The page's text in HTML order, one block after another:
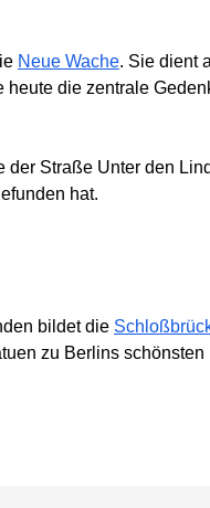
Neue Wache. Sie dient
die zentrale
der Straße Unter den
hat.
bildet die
zu Berlins